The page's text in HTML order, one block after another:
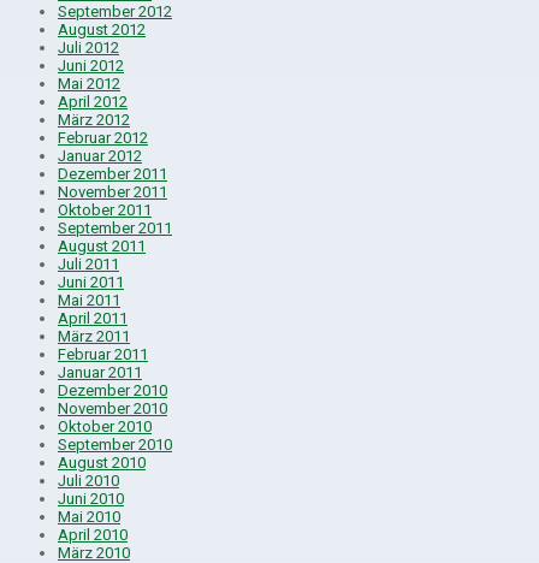
September 2012
August 2012
Juli 2012
Juni 2012
Mai 2012
April 2012
März 2012
Februar 2012
Januar 2012
Dezember 2011
November 2011
Oktober 2011
September 2011
August 2011
Juli 2011
Juni 2011
Mai 2011
April 2011
März 2011
Februar 2011
Januar 2011
Dezember 2010
November 2010
Oktober 2010
September 2010
August 2010
Juli 2010
Juni 2010
Mai 2010
April 2010
März 2010